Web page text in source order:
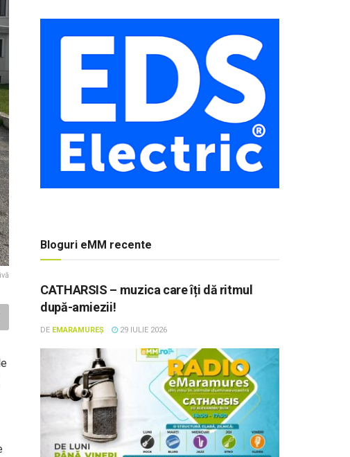
Bloguri eMM recente
CATHARSIS – muzica care îți dă ritmul
după-amiezii!
DE EMARAMUREȘ 29 IULIE 2026